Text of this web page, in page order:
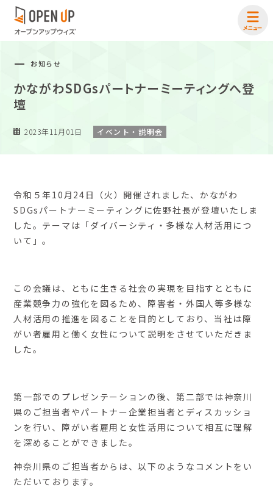
お知らせ
かながわSDGsパートナーミーティングへ登
壇
2023年11月01日 イベント・説明会
令和５年10月24日（火）開催されました、かながわ
SDGsパートナーミーティングに佐野社長が登壇いたしま
した。テーマは「ダイバーシティ・多様な人材活用につ
いて」。
この会議は、ともに生きる社会の実現を目指すとともに
産業競争力の強化を図るため、障害者・外国人等多様な
人材活用の推進を図ることを目的としており、当社は障
がい者雇用と働く女性について説明をさせていただきま
した。
第一部でのプレゼンテーションの後、第二部では神奈川
県のご担当者やパートナー企業担当者とディスカッショ
ンを行い、障がい者雇用と女性活用について相互に理解
を深めることができました。
神奈川県のご担当者からは、以下のようなコメントをい
ただいております。